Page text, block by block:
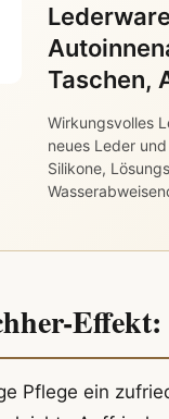
Taschen,
Wirkungsvolles
neues Leder
Silikone,
Pflege ein